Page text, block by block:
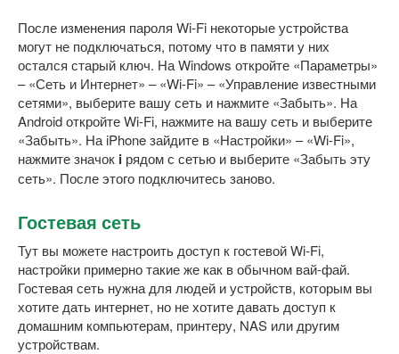
После изменения пароля Wi-Fi некоторые устройства
могут не подключаться, потому что в памяти у них
остался старый ключ. На Windows откройте «Параметры»
– «Сеть и Интернет» – «Wi-Fi» – «Управление известными
сетями», выберите вашу сеть и нажмите «Забыть». На
Android откройте Wi-Fi, нажмите на вашу сеть и выберите
«Забыть». На iPhone зайдите в «Настройки» – «Wi-Fi»,
нажмите значок i рядом с сетью и выберите «Забыть эту
сеть». После этого подключитесь заново.
Гостевая сеть
Тут вы можете настроить доступ к гостевой Wi-Fi,
настройки примерно такие же как в обычном вай-фай.
Гостевая сеть нужна для людей и устройств, которым вы
хотите дать интернет, но не хотите давать доступ к
домашним компьютерам, принтеру, NAS или другим
устройствам.